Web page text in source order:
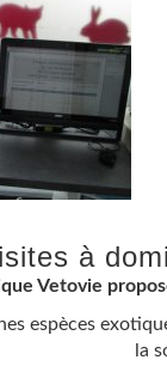
à
Vetovie
espèces
la